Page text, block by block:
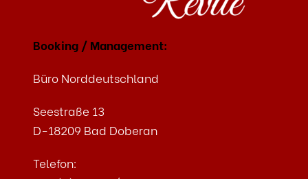
Booking / Management:
Büro Norddeutschland
Seestraße 13
D-18209 Bad Doberan
Telefon: